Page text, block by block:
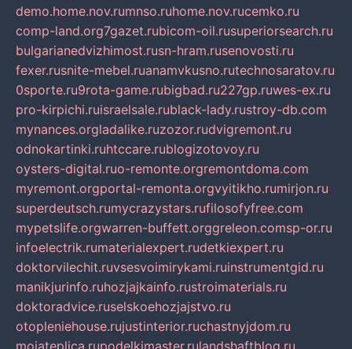
demo.home.nov.rumnso.ruhome.nov.rucemko.ru
comp-land.org7gazet.rubicom-oil.rusuperiorsearch.ru
bulgarianedvizhimost.rusn-hram.rusenovosti.ru
fexer.rusnite-mebel.ruanamvkusno.rutechnosaratov.ru
0sporte.ru9rota-game.rubigbad.ru227gp.ruwes-ex.ru
pro-kirpichi.ruisraelsale.rublack-lady.rustroy-db.com
mynances.orgladalike.ruzozor.rudvigremont.ru
odnokartinki.ruhtccare.rublogizotovoy.ru
oysters-digital.ruo-remonte.orgremontdoma.com
myremont.orgportal-remonta.orgvyitikho.rumirjon.ru
superdeutsch.rumycrazystars.rufilosofyfree.com
mypetslife.orgwarren-buffett.orggreleon.comsp-or.ru
infoelectrik.rumaterialexpert.rudetkiexpert.ru
doktorvilechit.ruvsesvoimirykami.ruinstrumentgid.ru
manikjurinfo.ruhozjajkainfo.rustroimaterials.ru
doktoradvice.ruselskoehozjajstvo.ru
otopleniehouse.rujustinterior.ruchastnyjdom.ru
mojateplica.rupodelkimaster.rulandshaftblog.ru